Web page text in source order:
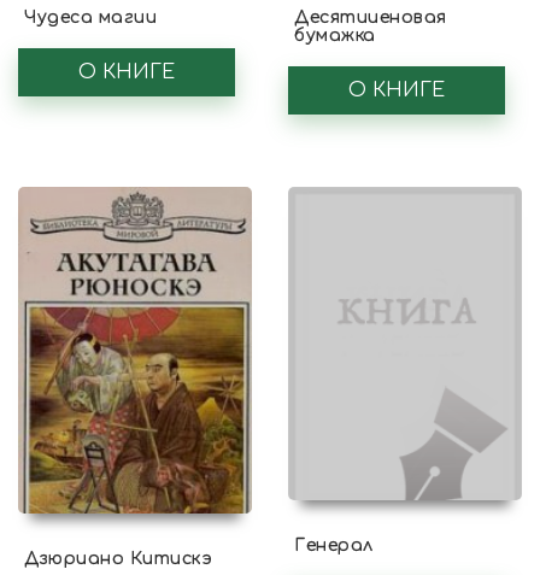
Чудеса магии
О КНИГЕ
Десятииеновая
бумажка
О КНИГЕ
Дзюриано Китискэ
Генерал